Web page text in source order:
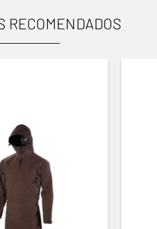
USOS
RECOMENDADOS